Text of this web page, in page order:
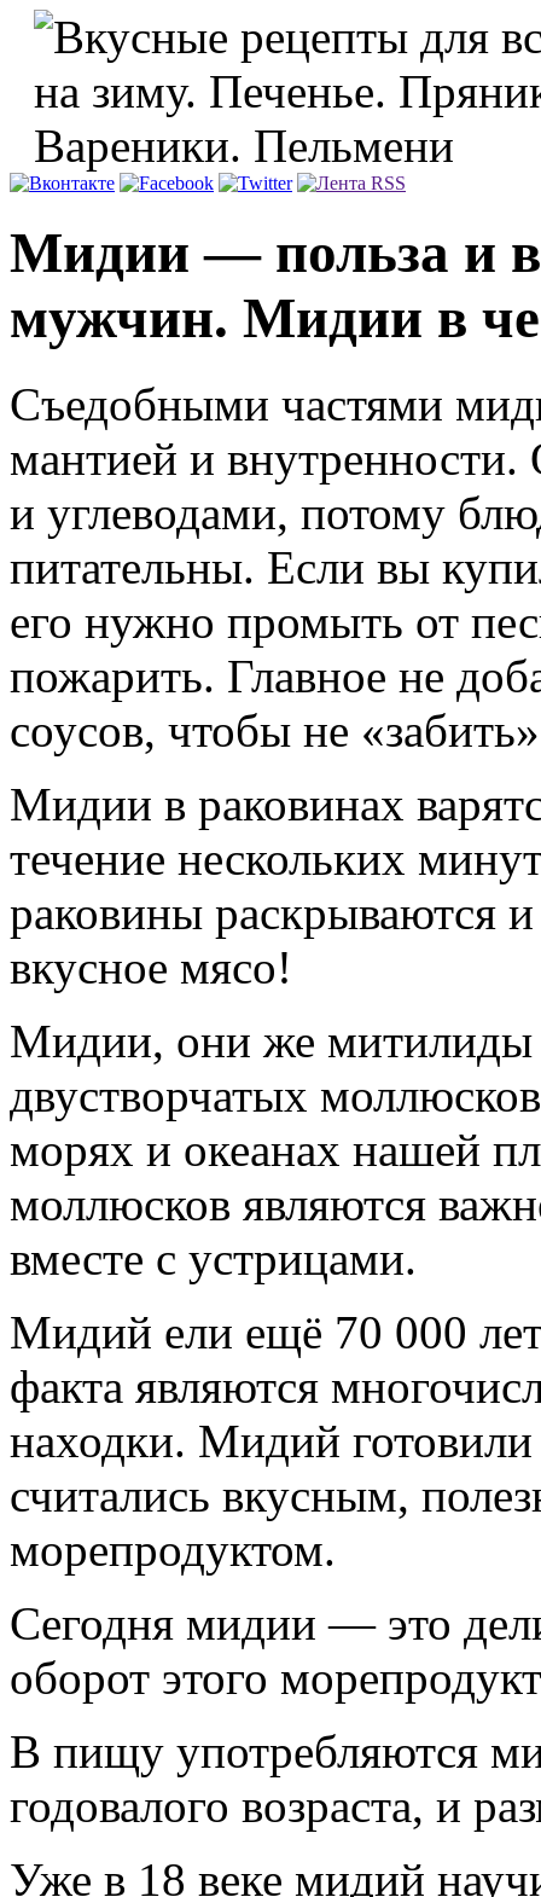
Мидии — польза и
мужчин. Мидии в
Съедобными частями
мантией и
и углеводами, потому
питательны. Если вы
его нужно промыть от
пожарить. Главное не
соусов, чтобы не
Мидии в раковинах
течение нескольких
раковины раскрываются
вкусное мясо!
Мидии, они же митилиды
двустворчатых
морях и океанах нашей
моллюсков являются
вместе с устрицами.
Мидий ели ещё 70 000 лет
факта являются
находки. Мидий
считались вкусным,
морепродуктом.
Сегодня мидии — это
оборот этого
В пищу употребляются
годовалого возраста, и
Уже в 18 веке мидий